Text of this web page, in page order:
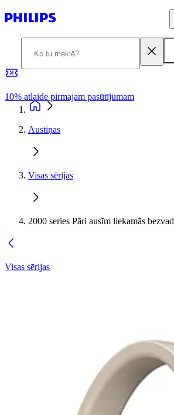
10% atlaide pirmajam pasūtījumam
Austiņas
Visas sērijas
2000 series Pāri ausīm liekamās
Visas sērijas